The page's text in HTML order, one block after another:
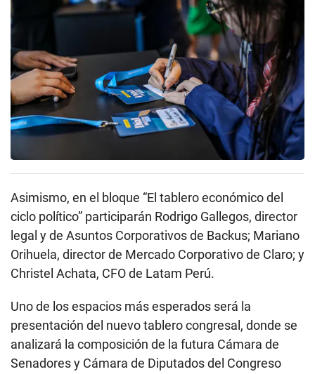
Asimismo, en el bloque “El tablero económico del
ciclo político” participarán Rodrigo Gallegos, director
legal y de Asuntos Corporativos de Backus; Mariano
Orihuela, director de Mercado Corporativo de Claro; y
Christel Achata, CFO de Latam Perú.
Uno de los espacios más esperados será la
presentación del nuevo tablero congresal, donde se
analizará la composición de la futura Cámara de
Senadores y Cámara de Diputados del Congreso